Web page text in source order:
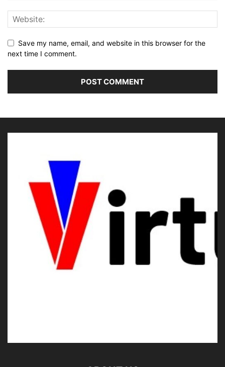
Save my name, email, and website in this browser for the
next time I comment.